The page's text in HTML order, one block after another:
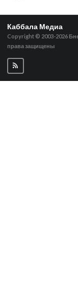
Каббала Медиа
Copyright © 2003-2026
права защищены